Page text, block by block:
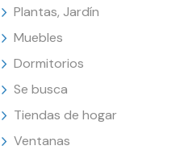
Plantas, Jardín
Muebles
Dormitorios
Se busca
Tiendas de hogar
Ventanas